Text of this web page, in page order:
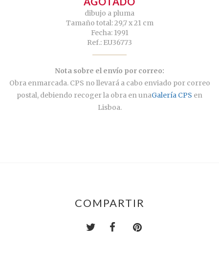
dibujo a pluma
Tamaño total: 29,7 x 21 cm
Fecha: 1991
Ref.: EU36773
Nota sobre el envío por correo:
Obra enmarcada. CPS no llevará a cabo enviado por correo
postal, debiendo recoger la obra en unaGalería CPS en
Lisboa.
COMPARTIR